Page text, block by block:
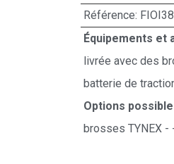
Référence:
Équipements et
livrée avec des
batterie de
Options
brosses TYNEX -